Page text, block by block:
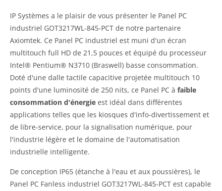
IP Systèmes a le plaisir de vous présenter le Panel PC
industriel GOT3217WL-845-PCT de notre partenaire
Axiomtek. Ce Panel PC industriel est muni d'un écran
multitouch full HD de 21,5 pouces et équipé du processeur
Intel® Pentium® N3710 (Braswell) basse consommation.
Doté d'une dalle tactile capacitive projetée multitouch 10
points d'une luminosité de 250 nits, ce Panel PC à faible
consommation d'énergie est idéal dans différentes
applications telles que les kiosques d'info-divertissement et
de libre-service, pour la signalisation numérique, pour
l'industrie légère et le domaine de l'automatisation
industrielle intelligente.
De conception IP65 (étanche à l'eau et aux poussières), le
Panel PC Fanless industriel GOT3217WL-845-PCT est capable